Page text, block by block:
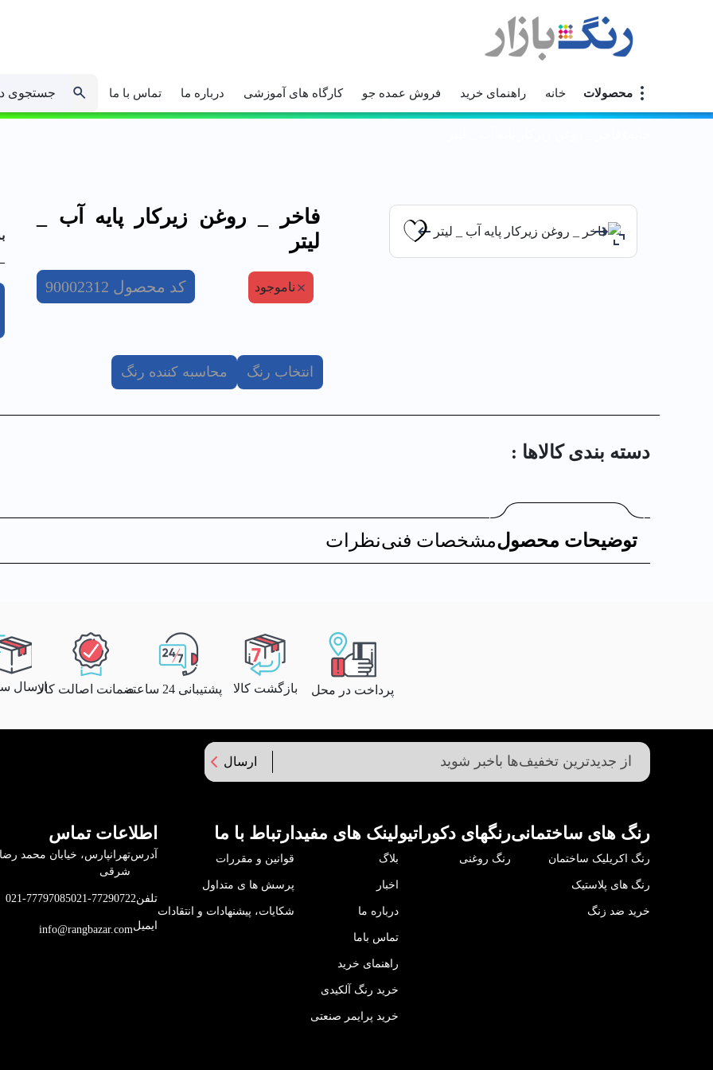
محصولات خانه راهنمای خرید فروش عمده جو کارگاه های آموزشی درباره ما تماس با ما جستجوی
فاخر _ روغن زيركار پايه آب _
ليتر
ناموجود کد محصول 90002312
انتخاب رنگ محاسبه کننده رنگ
دسته بندی کالا‌ها :
توضیحات محصولمشخصات فنینظرات
پرداخت در محل بازگشت کالا پشتیبانی 24 ساعته ضمانت اصالت کالاارسال
ارسال
رنگ های ساختمانی
رنگ اکریلیک ساختمان
رنگ های پلاستیک
خرید ضد زنگ
رنگهای دکوراتیو
رنگ روغنی
لینک های مفید
بلاگ
اخبار
درباره ما
تماس باما
راهنمای خرید
خرید رنگ آلکیدی
خرید پرایمر صنعتی
ارتباط با ما
قوانین و مقررات
پرسش ها ی متداول
شکایات، پیشنهادات و انتقادات
اطلاعات تماس
آدرس
شرقی
تلفن021-77290722
021-77797085
ایمیلinfo@rangbazar.com